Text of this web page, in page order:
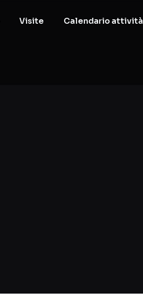
Visite Calendario attività